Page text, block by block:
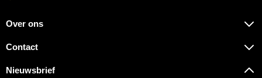
Over ons
Contact
Nieuwsbrief